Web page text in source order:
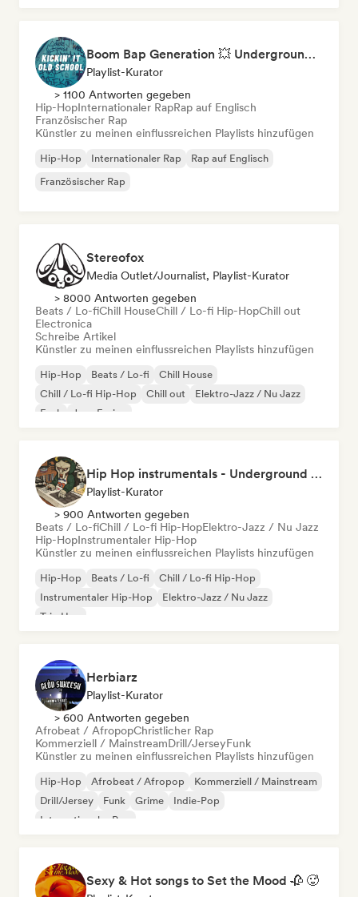
Boom Bap Generation 💥 Underground Hip-Hop, East Coast & Jazz Rap
Playlist-Kurator
> 1100 Antworten gegeben
Hip-HopInternationaler RapRap auf Englisch
Französischer Rap
Künstler zu meinen einflussreichen Playlists hinzufügen
Hip-Hop Internationaler Rap
Rap auf Englisch
Französischer Rap
Stereofox
Media Outlet/Journalist, Playlist-Kurator
> 8000 Antworten gegeben
Beats / Lo-fiChill HouseChill / Lo-fi Hip-HopChill out
Electronica
Schreibe Artikel
Künstler zu meinen einflussreichen Playlists hinzufügen
Hip-Hop Beats / Lo-fi
Chill House
Chill / Lo-fi Hip-Hop
Chill out
Elektro-Jazz / Nu Jazz
Funk
Jazz-Fusion
Hip Hop instrumentals - Underground boombap & Lo Fi Hip Hop (by Snaap)
Playlist-Kurator
> 900 Antworten gegeben
Beats / Lo-fiChill / Lo-fi Hip-HopElektro-Jazz / Nu Jazz
Hip-HopInstrumentaler Hip-Hop
Künstler zu meinen einflussreichen Playlists hinzufügen
Hip-Hop Beats / Lo-fi
Chill / Lo-fi Hip-Hop
Instrumentaler Hip-Hop
Elektro-Jazz / Nu Jazz
Trip Hop
Herbiarz
Playlist-Kurator
> 600 Antworten gegeben
Afrobeat / AfropopChristlicher Rap
Kommerziell / MainstreamDrill/JerseyFunk
Künstler zu meinen einflussreichen Playlists hinzufügen
Hip-Hop Afrobeat / Afropop
Kommerziell / Mainstream
Drill/Jersey
Funk Grime
Indie-Pop
Internationaler Pop
Sexy & Hot songs to Set the Mood 🥀 🥵